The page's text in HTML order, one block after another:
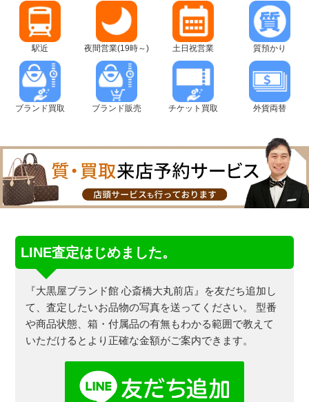
駅近 夜間営業(19時～) 土日祝営業 質預かり
ブランド買取 ブランド販売 チケット買取 外貨両替
LINE査定はじめました。
『大黒屋ブランド館 心斎橋大丸前店』を友だち追加し
て、査定したいお品物の写真を送ってください。
型番
や商品状態、箱・付属品の有無もわかる範囲で教えて
いただけるとより正確な金額がご案内できます。